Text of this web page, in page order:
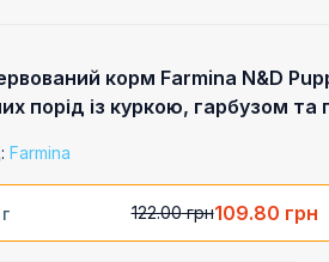
корм Farmina N&D
порід із куркою, гарбузом та
Farmina
122.00грн109.80 грн